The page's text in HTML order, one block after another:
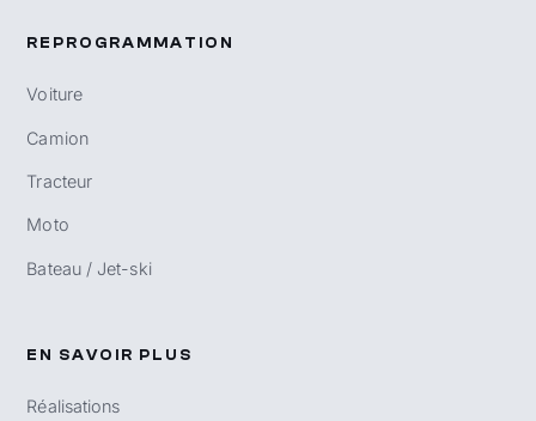
REPROGRAMMATION
Voiture
Camion
Tracteur
Moto
Bateau / Jet-ski
EN SAVOIR PLUS
Réalisations